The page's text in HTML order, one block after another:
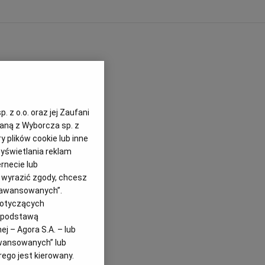
z o.o. oraz jej Zaufani
z Wyborcza sp. z
plików cookie lub inne
reklam
lub
zgody, chcesz
– Agora S.A. – lub
lub
jest kierowany.